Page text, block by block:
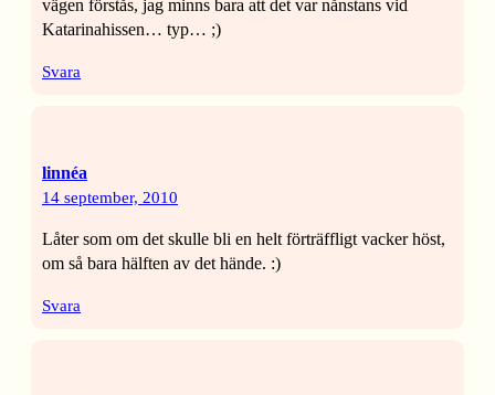
vägen förstås, jag minns bara att det var nånstans vid
Katarinahissen… typ… ;)
Svara
linnéa
14 september, 2010
Låter som om det skulle bli en helt förträffligt vacker höst,
om så bara hälften av det hände. :)
Svara